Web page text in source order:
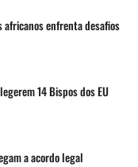
africanos enfrenta desafios
14 Bispos dos EU
a acordo legal